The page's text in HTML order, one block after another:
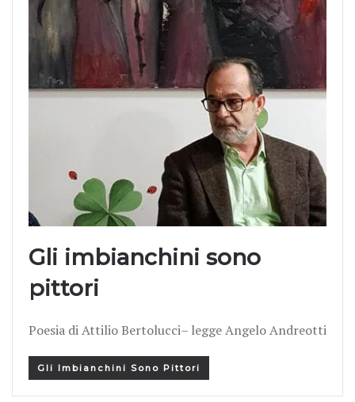
Gli imbianchini sono
pittori
Poesia di Attilio Bertolucci– legge Angelo Andreotti
Gli Imbianchini Sono Pittori